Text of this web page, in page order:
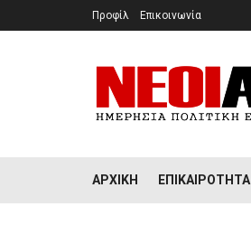
Προφίλ Επικοινωνία
ΑΡΧΙΚΉ ΕΠΙΚΑΙΡΌΤΗΤΑ